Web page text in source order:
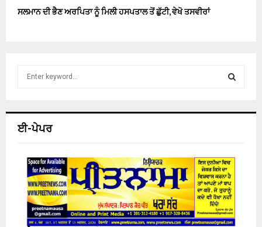
ਸਲਮਾਨ ਦੀ ਭੈਣ ਅਰਪਿਤਾ ਨੂੰ ਮਿਲੀ ਹਸਪਤਾਲ ਤੋਂ ਛੁੱਟੀ, ਵੇਖੋ ਤਸਵੀਰਾਂ
h
R
C
H
ਈ-ਪੇਪਰ